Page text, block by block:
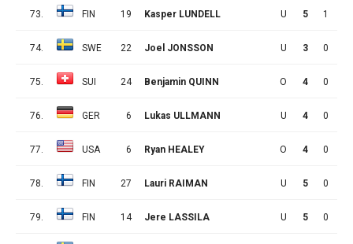
73. FIN 19 Kasper LUNDELL U 5 1
74. SWE 22 Joel JONSSON U 3 0
75. SUI 24 Benjamin QUINN O 4 0
76. GER 6 Lukas ULLMANN U 4 0
77. USA 6 Ryan HEALEY O 4 0
78. FIN 27 Lauri RAIMAN U 5 0
79. FIN 14 Jere LASSILA U 5 0